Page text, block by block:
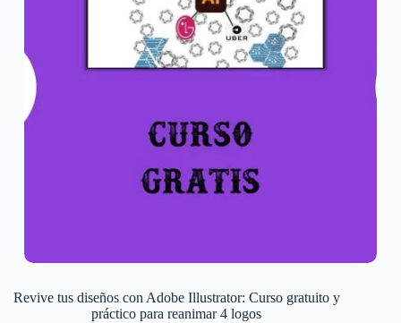
Revive tus diseños con Adobe Illustrator: Curso gratuito y
práctico para reanimar 4 logos